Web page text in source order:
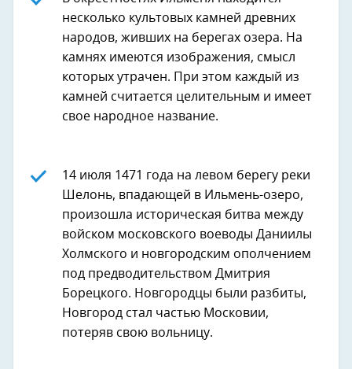
несколько культовых камней древних
народов, живших на берегах озера. На
камнях имеются изображения, смысл
которых утрачен. При этом каждый из
камней считается целительным и имеет
свое народное название.
14 июля 1471 года на левом берегу реки
Шелонь, впадающей в Ильмень-озеро,
произошла историческая битва между
войском московского воеводы Даниилы
Холмского и новгородским ополчением
под предводительством Дмитрия
Борецкого. Новгородцы были разбиты,
Новгород стал частью Московии,
потеряв свою вольницу.